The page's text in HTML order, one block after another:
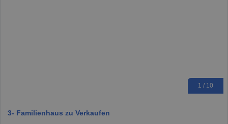
1 / 10
3- Familienhaus zu Verkaufen